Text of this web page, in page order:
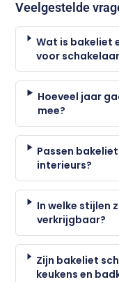
Veelgestelde
Wat is bakeliet
voor
Hoeveel jaar
mee?
Passen
interieurs?
In welke stijlen
verkrijgbaar?
Zijn bakeliet
keukens en